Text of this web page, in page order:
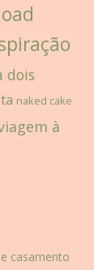
dois
naked cake
à
casamento